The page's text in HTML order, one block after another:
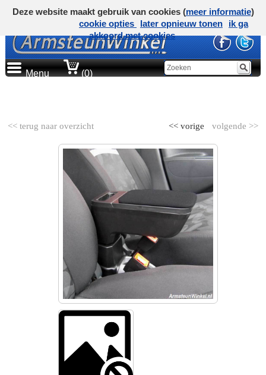
Menu (0)
<< terug naar overzicht volgende >>
<< vorige
Deze website maakt gebruik van cookies (meer informatie)
cookie opties
later opnieuw tonen
ik ga
akkoord met cookies